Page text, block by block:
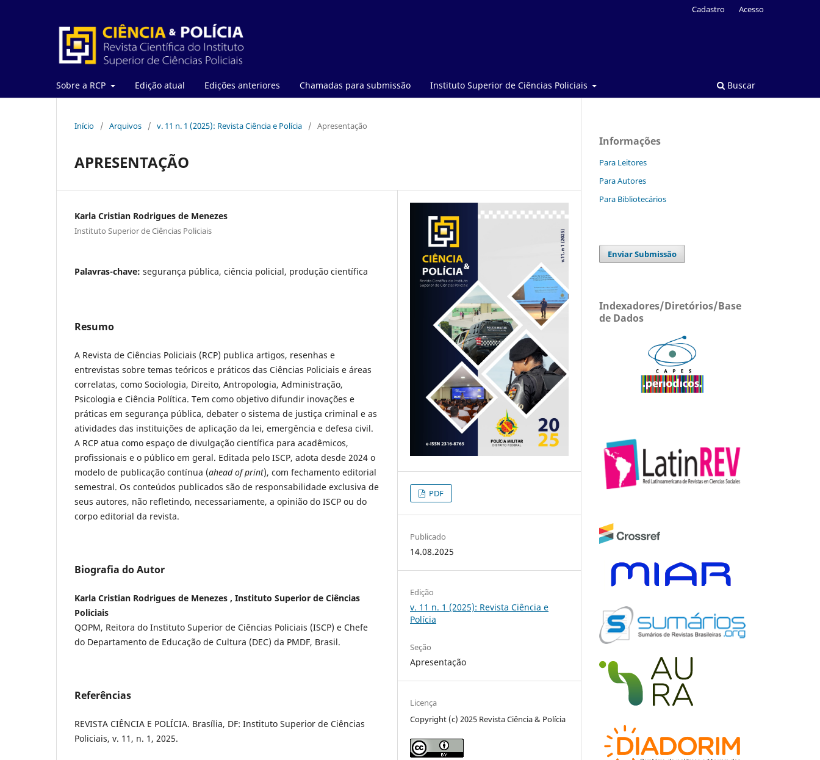
Sobre a RCP Edição atual Edições anteriores Chamadas para submissão Instituto Superior de Ciências Policiais Buscar
Cadastro Acesso
Início / Arquivos / v. 11 n. 1 (2025): Revista Ciência e Polícia / Apresentação
APRESENTAÇÃO
Karla Cristian Rodrigues de Menezes
Instituto Superior de Ciências Policiais
Palavras-chave: segurança pública, ciência policial, produção científica
Resumo
A Revista de Ciências Policiais (RCP) publica artigos, resenhas e
entrevistas sobre temas teóricos e práticos das Ciências Policiais e áreas
correlatas, como Sociologia, Direito, Antropologia, Administração,
Psicologia e Ciência Política. Tem como objetivo difundir inovações e
práticas em segurança pública, debater o sistema de justiça criminal e as
atividades das instituições de aplicação da lei, emergência e defesa civil.
A RCP atua como espaço de divulgação científica para acadêmicos,
profissionais e o público em geral. Editada pelo ISCP, adota desde 2024 o
modelo de publicação contínua (ahead of print), com fechamento editorial
semestral. Os conteúdos publicados são de responsabilidade exclusiva de
seus autores, não refletindo, necessariamente, a opinião do ISCP ou do
corpo editorial da revista.
Biografia do Autor
Karla Cristian Rodrigues de Menezes , Instituto Superior de Ciências
Policiais
QOPM, Reitora do Instituto Superior de Ciências Policiais (ISCP) e Chefe
do Departamento de Educação de Cultura (DEC) da PMDF, Brasil.
Referências
REVISTA CIÊNCIA E POLÍCIA. Brasília, DF: Instituto Superior de Ciências
Policiais, v. 11, n. 1, 2025.
PDF
Publicado
14.08.2025
Edição
v. 11 n. 1 (2025): Revista Ciência e
Polícia
Seção
Apresentação
Licença
Copyright (c) 2025 Revista Ciência & Polícia
Informações
Para Leitores
Para Autores
Para Bibliotecários
Enviar Submissão
Indexadores/Diretórios/Base
de Dados